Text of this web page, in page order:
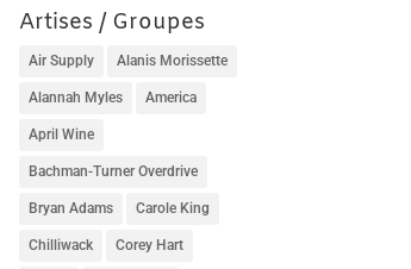
Artises / Groupes
Air Supply Alanis Morissette
Alannah Myles America
April Wine
Bachman-Turner Overdrive
Bryan Adams Carole King
Chilliwack Corey Hart